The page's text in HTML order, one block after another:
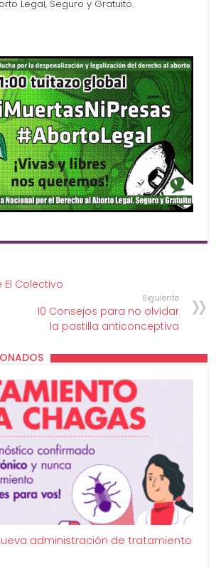
Legal, Seguro y Gratuito.
El Colectivo
Siguiente
10 Consejos para no olvidar
la pastilla anticonceptiva
administración de tratamiento